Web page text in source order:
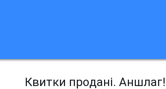
Квитки продані.